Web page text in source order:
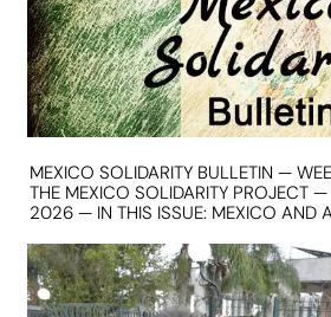
MEXICO SOLIDARITY BULLETIN —
THE MEXICO SOLIDARITY PROJECT
2026 — IN THIS ISSUE: MEXICO AND